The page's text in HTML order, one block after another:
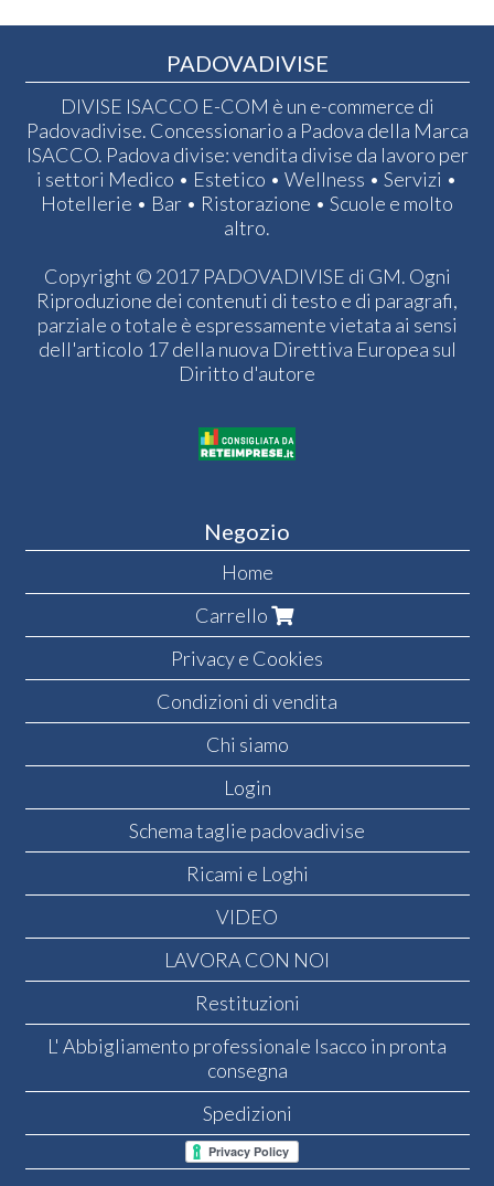
PADOVADIVISE
DIVISE ISACCO E-COM è un e-commerce di
Padovadivise. Concessionario a Padova della Marca
ISACCO. Padova divise: vendita divise da lavoro per
i settori Medico • Estetico • Wellness • Servizi •
Hotellerie • Bar • Ristorazione • Scuole e molto
altro.
Copyright © 2017 PADOVADIVISE di GM. Ogni
Riproduzione dei contenuti di testo e di paragrafi,
parziale o totale è espressamente vietata ai sensi
dell'articolo 17 della nuova Direttiva Europea sul
Diritto d'autore
Negozio
Home
Carrello
Privacy e Cookies
Condizioni di vendita
Chi siamo
Login
Schema taglie padovadivise
Ricami e Loghi
VIDEO
LAVORA CON NOI
Restituzioni
L' Abbigliamento professionale Isacco in pronta
consegna
Spedizioni